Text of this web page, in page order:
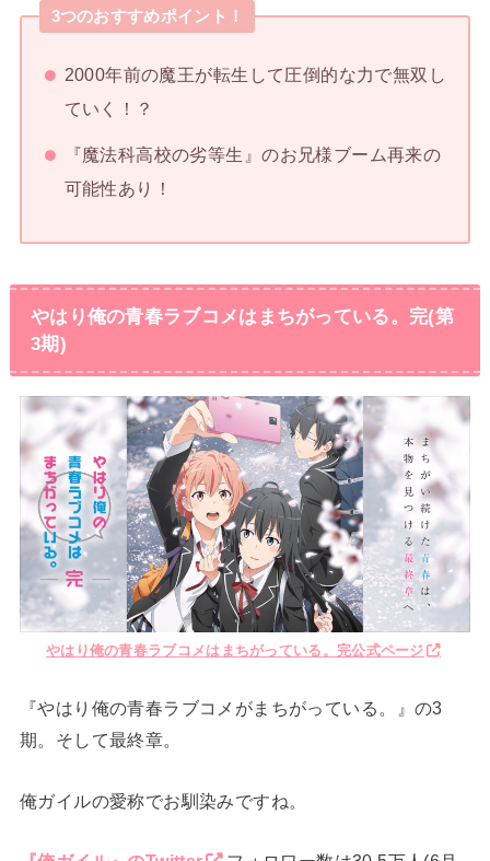
3つのおすすめポイント！
2000年前の魔王が転生して圧倒的な力で無双し
ていく！？
『魔法科高校の劣等生』のお兄様ブーム再来の
可能性あり！
やはり俺の青春ラブコメはまちがっている。完(第
3期)
やはり俺の青春ラブコメはまちがっている。完公式ページ
『やはり俺の青春ラブコメがまちがっている。』の3
期。そして最終章。
俺ガイルの愛称でお馴染みですね。